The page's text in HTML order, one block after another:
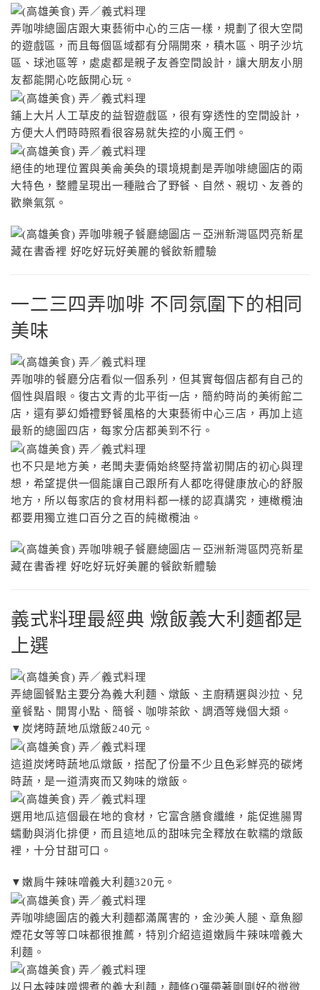
弄咖啡總圖店跟大東藝術中心的三店一樣，規劃了很大空間
的遊戲區，而且每個區域都有分隔開來，積木區、明子沙坑
區、球池區等，處處都是親子友善空間設計，讓大朋友小朋
友都能開心吃飯開心玩。
鋪上大片人工草皮的益智遊戲區，很有穿透性的空間設計，
方便大人們時時照看很容易就失控的小魔王們。
絕佳的地理位置與美侖美奐的環境規劃是弄咖啡總圖店的兩
大特色，整體呈現出一種融合了野餐、自然、親切、友善的
歡樂氣氛。
一二三四弄咖啡 不同氛圍下的相同
美味
弄咖啡的餐廳分店看似一個系列，但其實每個店都有自己的
個性與眉眼。復古文青的北平街一店，簡約時尚的美術館二
店，還有夢幻婚禮野餐風格的大東藝術中心三店，再加上這
最新的總圖四店，每家分店都美到不行。
也不只是地方美，老闆夫妻倆始終堅持當初開店的初心與理
想，希望提供一個能讓自己跟所有人都吃得健康放心的舒服
地方，所以每家店的食材用料都一樣的認真講究，連橄欖油
都要用獨立進口百分之百的純橄欖油。
義式料理最經典 燉飯義大利麵都是
上選
弄總圖餐點主要分為義大利麵、燉飯、主廚精選與沙拉、兒
童餐點、開胃小點、簡餐、咖啡茶飲、調酒等幾個大類。
▼炭烤時蔬地瓜燉飯240元。
這道炭烤時蔬地瓜燉飯，搭配了份量不少且色彩鮮亮的碳烤
時蔬，是一道清爽而又夠味的燉飯。
選用地瓜這個最在地的食材，它富含膳食纖維，能促進腸胃
蠕動與消化排便，而且這地瓜的甜味完全釋放在軟糯的燉飯
裡，十分甘甜可口。
▼嫩肩牛辣味噌義大利麵320元。
弄咖啡總圖店的義大利麵都滿厲害的，金沙美人腿、章魚腳
煙花女等等口味都很推薦，特別介紹這道嫩肩牛辣味噌義大
利麵。
以日本辣味噌煨煮的義大利麵，麵條Q彈帶著剛剛好的微微